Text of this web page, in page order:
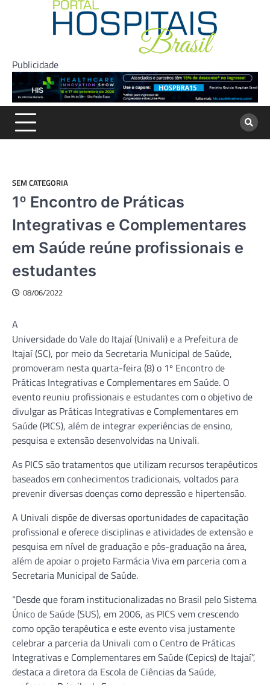
Publicidade
SEM CATEGORIA
1º Encontro de Práticas
Integrativas e Complementares
em Saúde reúne profissionais e
estudantes
08/06/2022
A
Universidade do Vale do Itajaí (Univali) e a Prefeitura de
Itajaí (SC), por meio da Secretaria Municipal de Saúde,
promoveram nesta quarta-feira (8) o 1º Encontro de
Práticas Integrativas e Complementares em Saúde. O
evento reuniu profissionais e estudantes com o objetivo de
divulgar as Práticas Integrativas e Complementares em
Saúde (PICS), além de integrar experiências de ensino,
pesquisa e extensão desenvolvidas na Univali.
As PICS são tratamentos que utilizam recursos terapêuticos
baseados em conhecimentos tradicionais, voltados para
prevenir diversas doenças como depressão e hipertensão.
A Univali dispõe de diversas oportunidades de capacitação
profissional e oferece disciplinas e atividades de extensão e
pesquisa em nível de graduação e pós-graduação na área,
além de apoiar o projeto Farmácia Viva em parceria com a
Secretaria Municipal de Saúde.
“Desde que foram institucionalizadas no Brasil pelo Sistema
Único de Saúde (SUS), em 2006, as PICS vem crescendo
como opção terapêutica e este evento visa justamente
celebrar a parceria da Univali com o Centro de Práticas
Integrativas e Complementares em Saúde (Cepics) de Itajaí”,
destaca a diretora da Escola de Ciências da Saúde,